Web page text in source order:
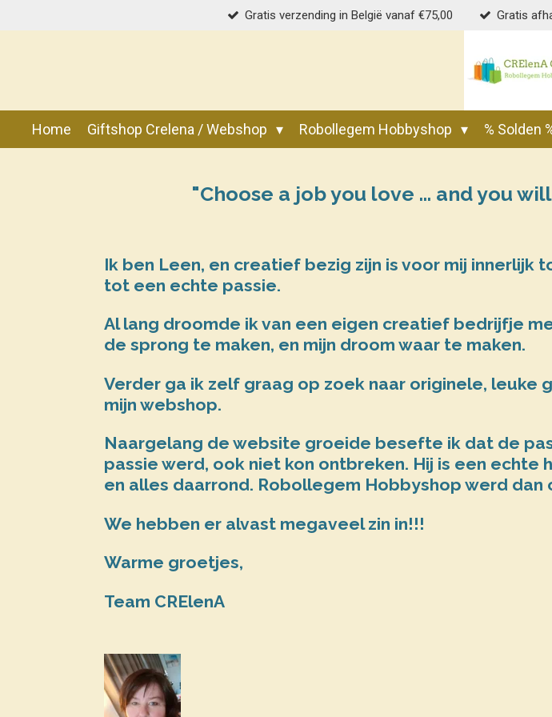
direct
Gratis verzending in België vanaf €75,00 Gratis
Home Giftshop Crelena / Webshop Robollegem Hobbyshop % Solden
"Choose a job you love … and you
Ik ben Leen, en creatief bezig zijn is voor mij
tot een echte passie.
Al lang droomde ik van een eigen creatief bedrijfje
de sprong te maken, en mijn droom waar te maken.
Verder ga ik zelf graag op zoek naar originele,
mijn webshop.
Naargelang de website groeide besefte ik dat de
passie werd, ook niet kon ontbreken. Hij is een
en alles daarrond. Robollegem Hobbyshop werd dan
We hebben er alvast megaveel zin in!!!
Warme groetjes,
Team CRElenA